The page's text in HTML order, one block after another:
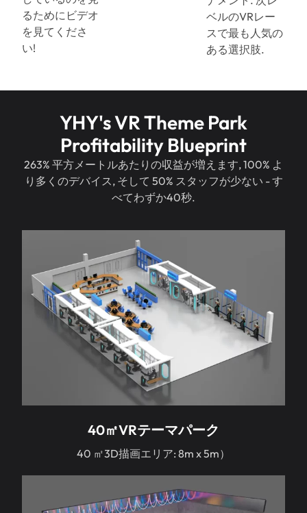
るためにビデオ
を見てくださ
い!
ベルのVRレー
スで最も人気の
ある選択肢.
YHY's VR Theme Park
Profitability Blueprint
263% 平方メートルあたりの収益が増えます, 100% よ
り多くのデバイス, そして 50% スタッフが少ない - す
べてわずか40秒.
40㎡VRテーマパーク
40 ㎡3D描画エリア: 8m x 5m）